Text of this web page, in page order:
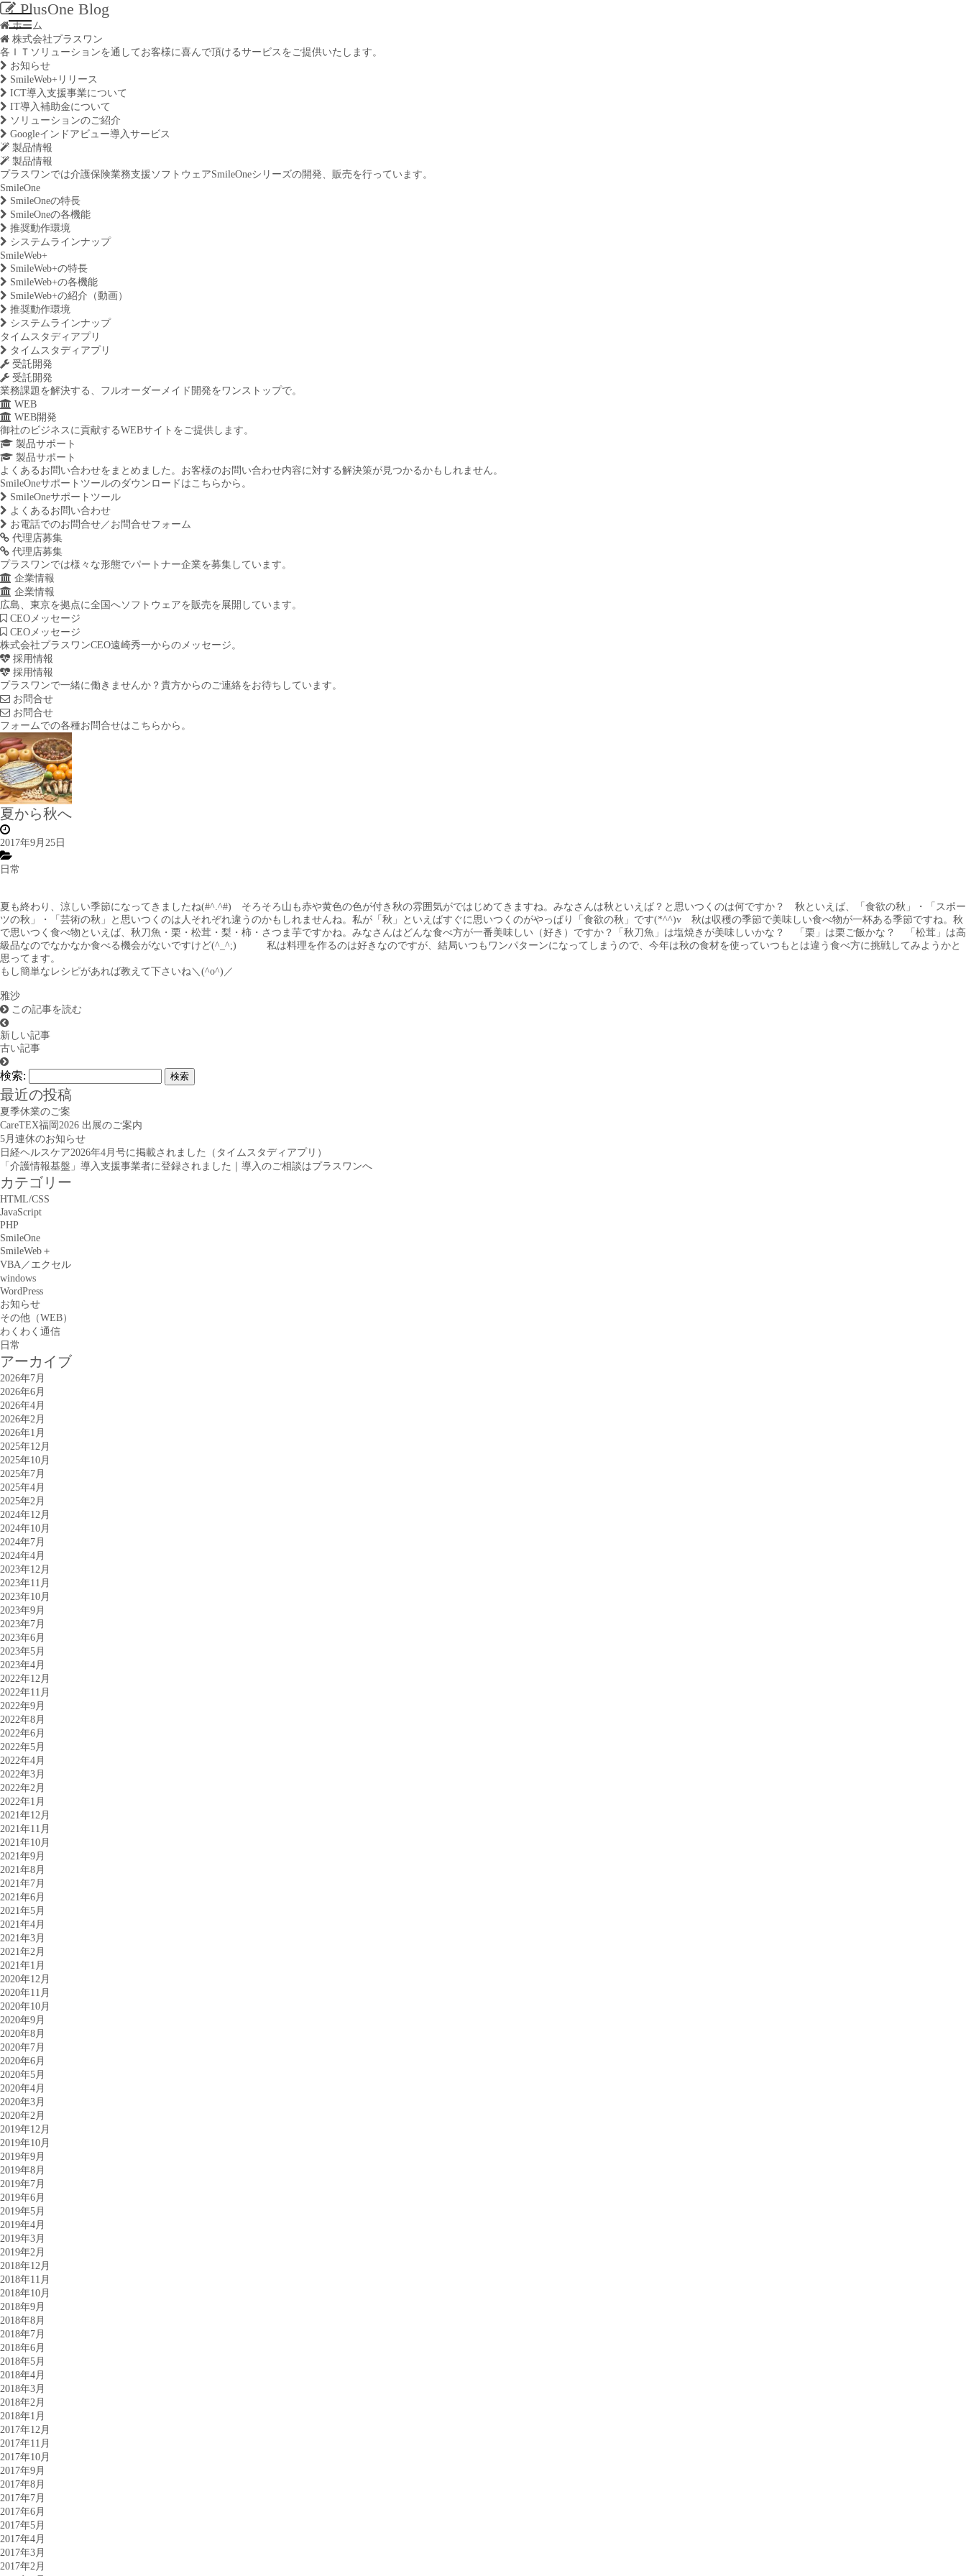
PlusOne Blog
ホーム
株式会社プラスワン
各ＩＴソリューションを通してお客様に喜んで頂けるサービスをご提供いたします。
お知らせ
SmileWeb+リリース
ICT導入支援事業について
IT導入補助金について
ソリューションのご紹介
Googleインドアビュー導入サービス
製品情報
製品情報
プラスワンでは介護保険業務支援ソフトウェアSmileOneシリーズの開発、販売を行っています。
SmileOne
SmileOneの特長
SmileOneの各機能
推奨動作環境
システムラインナップ
SmileWeb+
SmileWeb+の特長
SmileWeb+の各機能
SmileWeb+の紹介（動画）
推奨動作環境
システムラインナップ
タイムスタディアプリ
タイムスタディアプリ
受託開発
受託開発
業務課題を解決する、フルオーダーメイド開発をワンストップで。
WEB
WEB開発
御社のビジネスに貢献するWEBサイトをご提供します。
製品サポート
製品サポート
よくあるお問い合わせをまとめました。お客様のお問い合わせ内容に対する解決策が見つかるかもしれません。
SmileOneサポートツールのダウンロードはこちらから。
SmileOneサポートツール
よくあるお問い合わせ
お電話でのお問合せ／お問合せフォーム
代理店募集
代理店募集
プラスワンでは様々な形態でパートナー企業を募集しています。
企業情報
企業情報
広島、東京を拠点に全国へソフトウェアを販売を展開しています。
CEOメッセージ
CEOメッセージ
株式会社プラスワンCEO遠崎秀一からのメッセージ。
採用情報
採用情報
プラスワンで一緒に働きませんか？貴方からのご連絡をお待ちしています。
お問合せ
お問合せ
フォームでの各種お問合せはこちらから。
夏から秋へ
2017年9月25日
日常
夏も終わり、涼しい季節になってきましたね(#^.^#) そろそろ山も赤や黄色の色が付き秋の雰囲気がではじめてきますね。みなさんは秋といえば？と思いつくのは何ですか？ 秋といえば、「食欲の秋」・「スポー
ツの秋」・「芸術の秋」と思いつくのは人それぞれ違うのかもしれませんね。私が「秋」といえばすぐに思いつくのがやっぱり「食欲の秋」です(*^^)v 秋は収穫の季節で美味しい食べ物が一杯ある季節ですね。秋
で思いつく食べ物といえば、秋刀魚・栗・松茸・梨・柿・さつま芋ですかね。みなさんはどんな食べ方が一番美味しい（好き）ですか？「秋刀魚」は塩焼きが美味しいかな？ 「栗」は栗ご飯かな？ 「松茸」は高
級品なのでなかなか食べる機会がないですけど(^_^;) 私は料理を作るのは好きなのですが、結局いつもワンパターンになってしまうので、今年は秋の食材を使っていつもとは違う食べ方に挑戦してみようかと
思ってます。
もし簡単なレシピがあれば教えて下さいね＼(^o^)／
雅沙
この記事を読む
新しい記事
古い記事
検索:
最近の投稿
夏季休業のご案
CareTEX福岡2026 出展のご案内
5月連休のお知らせ
日経ヘルスケア2026年4月号に掲載されました（タイムスタディアプリ）
「介護情報基盤」導入支援事業者に登録されました｜導入のご相談はプラスワンへ
カテゴリー
HTML/CSS
JavaScript
PHP
SmileOne
SmileWeb＋
VBA／エクセル
windows
WordPress
お知らせ
その他（WEB）
わくわく通信
日常
アーカイブ
2026年7月
2026年6月
2026年4月
2026年2月
2026年1月
2025年12月
2025年10月
2025年7月
2025年4月
2025年2月
2024年12月
2024年10月
2024年7月
2024年4月
2023年12月
2023年11月
2023年10月
2023年9月
2023年7月
2023年6月
2023年5月
2023年4月
2022年12月
2022年11月
2022年9月
2022年8月
2022年6月
2022年5月
2022年4月
2022年3月
2022年2月
2022年1月
2021年12月
2021年11月
2021年10月
2021年9月
2021年8月
2021年7月
2021年6月
2021年5月
2021年4月
2021年3月
2021年2月
2021年1月
2020年12月
2020年11月
2020年10月
2020年9月
2020年8月
2020年7月
2020年6月
2020年5月
2020年4月
2020年3月
2020年2月
2019年12月
2019年10月
2019年9月
2019年8月
2019年7月
2019年6月
2019年5月
2019年4月
2019年3月
2019年2月
2018年12月
2018年11月
2018年10月
2018年9月
2018年8月
2018年7月
2018年6月
2018年5月
2018年4月
2018年3月
2018年2月
2018年1月
2017年12月
2017年11月
2017年10月
2017年9月
2017年8月
2017年7月
2017年6月
2017年5月
2017年4月
2017年3月
2017年2月